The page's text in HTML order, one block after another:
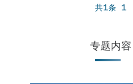
共1条 1
专题内容